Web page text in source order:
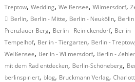
Treptow,Wedding,Weißensee,Wilmersdorf,
Berlin, Berlin - Mitte, Berlin - Neukölln,
Prenzlauer Berg, Berlin - Reinickendorf, Berlin
Tempelhof, Berlin - Tiergarten, Berlin - Treptow
Weißensee, Berlin - Wilmersdorf, Berlin -
mit dem Rad entdecken, Berlin-Schöneberg,
berlinspiriert, blog, Bruckmann Verlag,